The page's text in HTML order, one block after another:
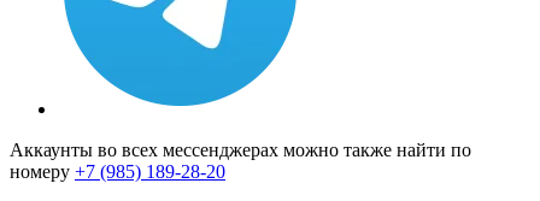
Аккаунты во всех мессенджерах можно также найти по
номеру +7 (985) 189-28-20